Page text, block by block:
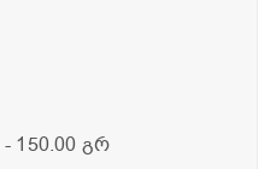
- 150.00 გრ